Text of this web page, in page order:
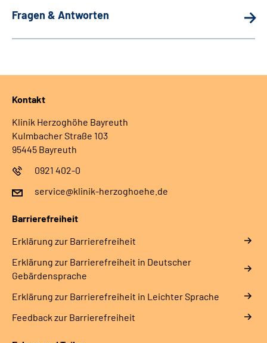
Fragen & Antworten
Kontakt
Klinik Herzoghöhe Bayreuth
Kulmbacher Straße 103
95445 Bayreuth
0921 402-0
service@klinik-herzoghoehe.de
Barrierefreiheit
Erklärung zur Barrierefreiheit
Erklärung zur Barrierefreiheit in Deutscher
Gebärdensprache
Erklärung zur Barrierefreiheit in Leichter Sprache
Feedback zur Barrierefreiheit